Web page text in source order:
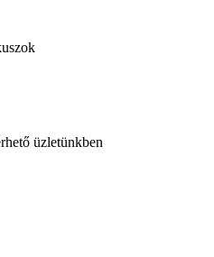
üzletünkben